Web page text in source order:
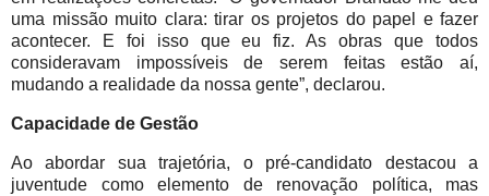
uma missão muito clara: tirar os projetos do papel e fazer
acontecer. E foi isso que eu fiz. As obras que todos
consideravam impossíveis de serem feitas estão aí,
mudando a realidade da nossa gente”, declarou.
Capacidade de Gestão
Ao abordar sua trajetória, o pré-candidato destacou a
juventude como elemento de renovação política, mas